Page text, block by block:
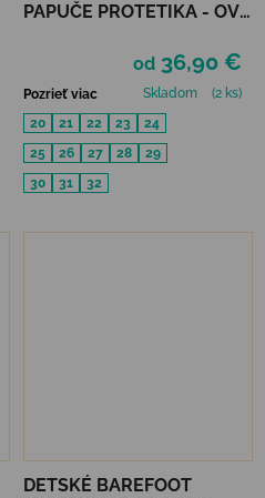
PAPUČE PROTETIKA - OVE
od 36,90 €
Pozrieť viac Skladom
(2 ks)
20
21 22 23
24
25
26 27 28
29
30
31 32
DETSKÉ BAREFOOT